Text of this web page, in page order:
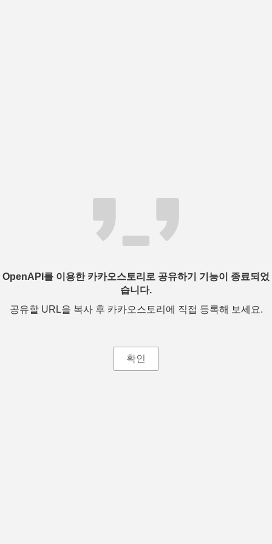
OpenAPI를 이용한 카카오스토리로 공유하기 기능이 종료되었
습니다.
공유할 URL을 복사 후 카카오스토리에 직접 등록해 보세요.
확인